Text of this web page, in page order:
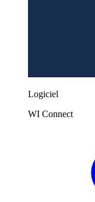
Logiciel
WI Connect